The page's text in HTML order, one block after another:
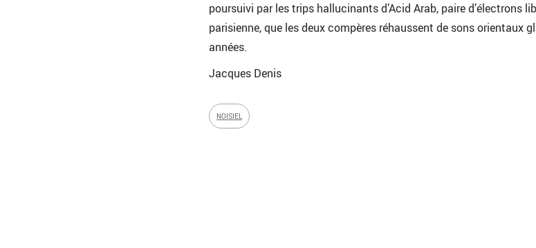
poursuivi par les trips hallucinants d’Acid Arab, paire d’électrons
parisienne, que les deux compères réhaussent de sons orientaux
années.
Jacques Denis
NOISIEL